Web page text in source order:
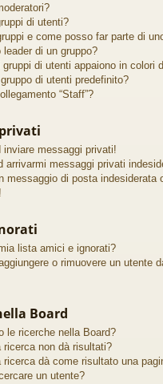
di utenti?
e come posso far parte di
di un gruppo?
gruppi di utenti appaiono in colori
di utenti predefinito?
“Staff”?
inviare messaggi privati!
arrivarmi messaggi privati
messaggio di posta indesiderata
lista amici e ignorati?
o rimuovere un utente
Board
le ricerche nella Board?
ricerca non dà risultati?
ricerca dà come risultato una
un utente?